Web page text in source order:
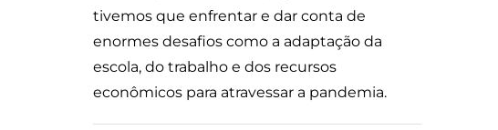
tivemos que enfrentar e dar conta de
enormes desafios como a adaptação da
escola, do trabalho e dos recursos
econômicos para atravessar a pandemia.